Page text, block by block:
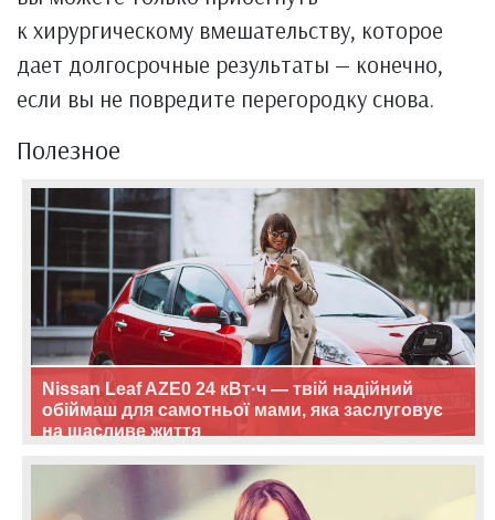
к хирургическому вмешательству, которое
дает долгосрочные результаты — конечно,
если вы не повредите перегородку снова.
Полезное
Nissan Leaf AZE0 24 кВт·ч — твій надійний
обіймаш для самотньої мами, яка заслуговує
на щасливе життя